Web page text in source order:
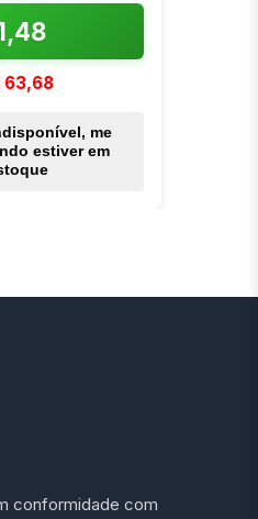
63,68
me
estiver em
conformidade com